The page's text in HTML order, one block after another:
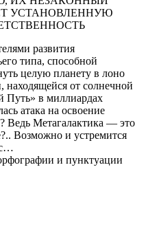
УСТАНОВЛЕННУЮ
развития
типа, способной
целую планету в лоно
от солнечной
Путь» в миллиардах
атака на освоение
Ведь Метагалактика — это
Возможно и устремится
и пунктуации